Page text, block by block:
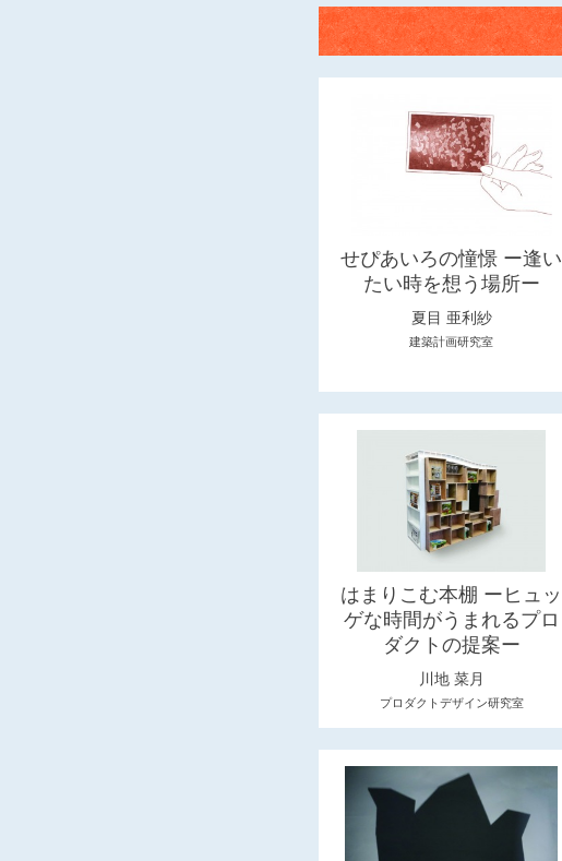
せぴあいろの憧憬 ー逢い
たい時を想う場所ー
夏目 亜利紗
建築計画研究室
はまりこむ本棚 ーヒュッ
ゲな時間がうまれるプロ
ダクトの提案ー
川地 菜月
プロダクトデザイン研究室